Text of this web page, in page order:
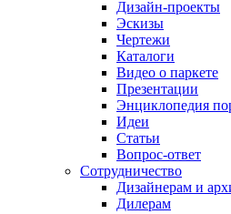
Дизайн-проекты
Эскизы
Чертежи
Каталоги
Видео о паркете
Презентации
Энциклопедия
Идеи
Статьи
Вопрос-ответ
Сотрудничество
Дизайнерам и
Дилерам